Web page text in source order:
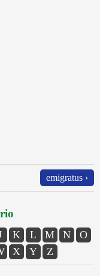
emigratus ›
K L M N
O
X Y Z